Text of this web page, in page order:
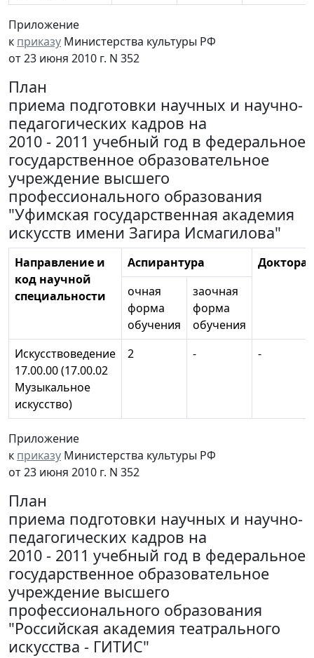
Приложение
к приказу Министерства культуры РФ
от 23 июня 2010 г. N 352
План
приема подготовки научных и научно-
педагогических кадров на
2010 - 2011 учебный год в федеральное
государственное образовательное
учреждение высшего
профессионального образования
"Уфимская государственная академия
искусств имени Загира Исмагилова"
Направление и
код научной
специальности
Аспирантура
очная
форма
обучения
заочная
форма
обучения
Искусствоведение
17.00.00 (17.00.02
Музыкальное
искусство)
2 - -
Приложение
к приказу Министерства культуры РФ
от 23 июня 2010 г. N 352
План
приема подготовки научных и научно-
педагогических кадров на
2010 - 2011 учебный год в федеральное
государственное образовательное
учреждение высшего
профессионального образования
"Российская академия театрального
искусства - ГИТИС"